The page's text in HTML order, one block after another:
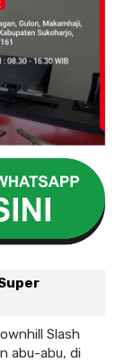
Slash
abu-abu, di